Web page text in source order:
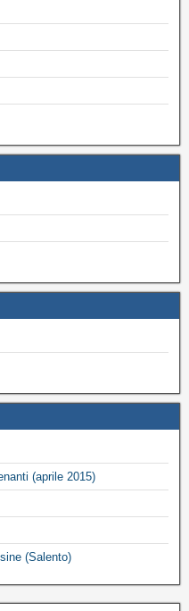
(aprile 2015)
(Salento)